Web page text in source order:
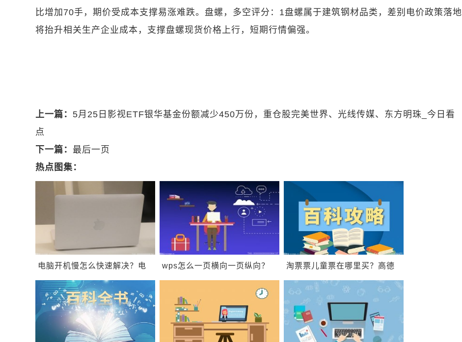
比增加70手，期价受成本支撑易涨难跌。盘螺，多空评分：1盘螺属于建筑钢材品类，差别电价政策落地
将抬升相关生产企业成本，支撑盘螺现货价格上行，短期行情偏强。
上一篇： 5月25日影视ETF银华基金份额减少450万份，重仓股完美世界、光线传媒、东方明珠_今日看
点
下一篇： 最后一页
热点图集：
电脑开机慢怎么快速解决？电
脑为什么开机特别慢？
wps怎么一页横向一页纵向？ 淘票票儿童票在哪里买？高德
地图黑色模式怎么调整？